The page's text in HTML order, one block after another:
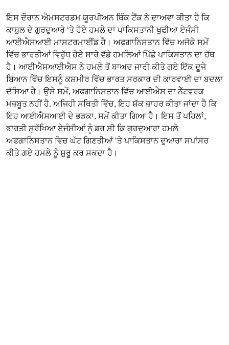
ਇਸ ਦੌਰਾਨ ਐਮਸਟਰਡਮ ਯੂਰਪੀਅਨ ਥਿੰਕ ਟੈਂਕ ਨੇ ਦਾਅਵਾ ਕੀਤਾ ਹੈ ਕਿ
ਕਾਬੁਲ ਦੇ ਗੁਰਦੁਆਰੇ ‘ਤੇ ਹੋਏ ਹਮਲੇ ਦਾ ਪਾਕਿਸਤਾਨੀ ਖੁਫੀਆ ਏਜੰਸੀ
ਆਈਐਸਆਈ ਮਾਸਟਰਮਾਈਂਡ ਹੈ। ਅਫਗਾਨਿਸਤਾਨ ਵਿੱਚ ਅਜੋਕੇ ਸਮੇਂ
ਵਿੱਚ ਭਾਰਤੀਆਂ ਵਿਰੁੱਧ ਹੋਏ ਸਾਰੇ ਵੱਡੇ ਹਮਲਿਆਂ ਪਿੱਛੇ ਪਾਕਿਸਤਾਨ ਦਾ ਹੱਥ
ਹੈ। ਆਈਐਸਆਈਐਸ ਨੇ ਹਮਲੇ ਤੋਂ ਬਾਅਦ ਜਾਰੀ ਕੀਤੇ ਗਏ ਇੱਕ ਦੂਜੇ
ਬਿਆਨ ਵਿੱਚ ਇਸਨੂੰ ਕਸ਼ਮੀਰ ਵਿੱਚ ਭਾਰਤ ਸਰਕਾਰ ਦੀ ਕਾਰਵਾਈ ਦਾ ਬਦਲਾ
ਦੱਸਿਆ ਹੈ। ਉਸੇ ਸਮੇਂ, ਅਫਗਾਨਿਸਤਾਨ ਵਿੱਚ ਆਈਐਸ ਦਾ ਨੈੱਟਵਰਕ
ਮਜ਼ਬੂਤ ​​ਨਹੀਂ ਹੈ. ਅਜਿਹੀ ਸਥਿਤੀ ਵਿੱਚ, ਇਹ ਸ਼ੱਕ ਜ਼ਾਹਰ ਕੀਤਾ ਜਾਂਦਾ ਹੈ ਕਿ
ਇਹ ਆਈਐਸਆਈ ਦੇ ਭੜਕਾ. ਸਮੇਂ ਕੀਤਾ ਗਿਆ ਹੈ। ਇਸ ਤੋਂ ਪਹਿਲਾਂ,
ਭਾਰਤੀ ਸੁਰੱਖਿਆ ਏਜੰਸੀਆਂ ਨੂੰ ਡਰ ਸੀ ਕਿ ਗੁਰਦੁਆਰਾ ਹਮਲੇ
ਅਫਗਾਨਿਸਤਾਨ ਵਿਚ ਘੱਟ ਗਿਣਤੀਆਂ ‘ਤੇ ਪਾਕਿਸਤਾਨ ਦੁਆਰਾ ਸਪਾਂਸਰ
ਕੀਤੇ ਗਏ ਹਮਲੇ ਨੂੰ ਸ਼ੁਰੂ ਕਰ ਸਕਦਾ ਹੈ।